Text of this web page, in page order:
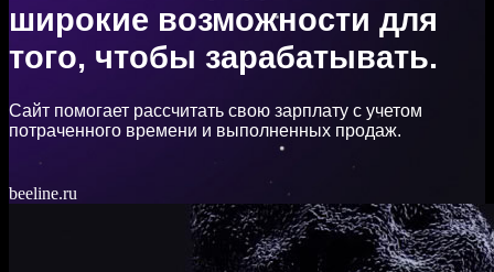
широкие возможности для
того, чтобы зарабатывать.
Сайт помогает рассчитать свою зарплату с учетом
потраченного времени и выполненных продаж.
beeline.ru